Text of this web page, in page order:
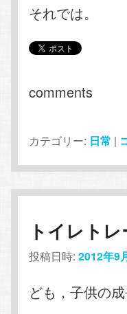
それでは。
comments
カテゴリー: 日常 |
トイレト
投稿日時:2012年9
ども，子供の